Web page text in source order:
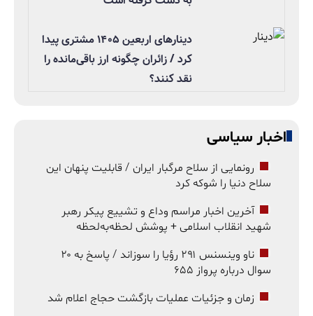
دینارهای اربعین ۱۴۰۵ مشتری پیدا
کرد / زائران چگونه ارز باقی‌مانده را
نقد کنند؟
اخبار سیاسی
رونمایی از سلاح مرگبار ایران / قابلیت پنهان این
سلاح دنیا را شوکه کرد
آخرین اخبار مراسم وداع و تشییع پیکر رهبر
شهید انقلاب اسلامی + پوشش لحظه‌به‌لحظه
ناو وینسنس ۲۹۱ رؤیا را سوزاند / پاسخ به ۲۰
سوال درباره پرواز ۶۵۵
زمان و جزئیات عملیات بازگشت حجاج اعلام شد